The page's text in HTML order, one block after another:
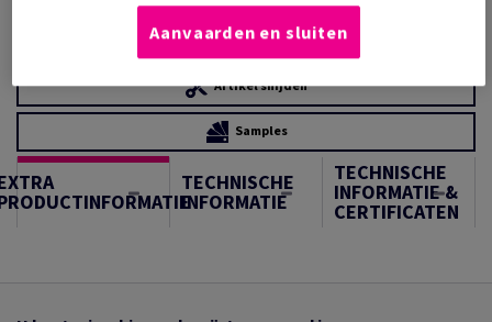
Artikel snijden
Samples
TECHNISCHE
INFORMATIE
TECHNISCHE
INFORMATIE &
CERTIFICATEN
Aanvaarden en sluiten